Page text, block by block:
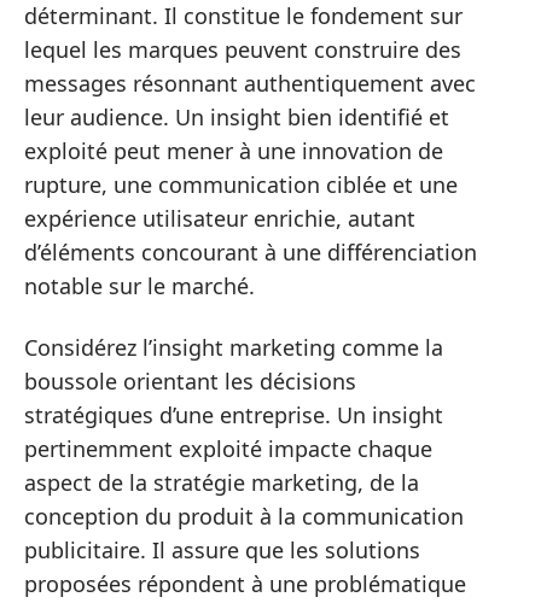
déterminant. Il constitue le fondement sur
lequel les marques peuvent construire des
messages résonnant authentiquement avec
leur audience. Un insight bien identifié et
exploité peut mener à une innovation de
rupture, une communication ciblée et une
expérience utilisateur enrichie, autant
d’éléments concourant à une différenciation
notable sur le marché.
Considérez l’insight marketing comme la
boussole orientant les décisions
stratégiques d’une entreprise. Un insight
pertinemment exploité impacte chaque
aspect de la stratégie marketing, de la
conception du produit à la communication
publicitaire. Il assure que les solutions
proposées répondent à une problématique